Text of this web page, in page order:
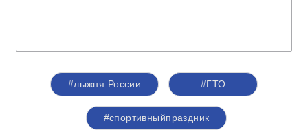
#лыжня России #ГТО
#спортивныйпраздник